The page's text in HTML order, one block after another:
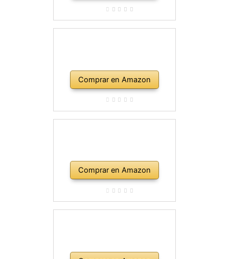
Comprar en Amazon
Comprar en Amazon